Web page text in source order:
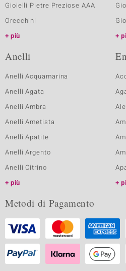
Gioielli Pietre Preziose AAA
Orecchini
più
Anelli
Anelli Acquamarina
Anelli Agata
Anelli Ambra
Anelli Ametista
Anelli Apatite
Anelli Argento
Anelli Citrino
più
Metodi di Pagamento